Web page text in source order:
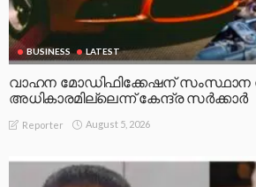
BUSINESS LATEST
വാഹന മോഡിഫിക്കേഷന് സംസ്ഥാന
അധികാരമില്ലെന്ന് കേന്ദ്ര സർക്കാർ
Reporter August 5, 2026